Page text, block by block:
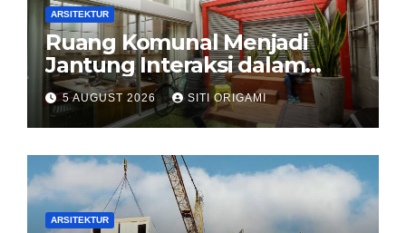
ARSITEKTUR
Ruang Komunal Menjadi
Jantung Interaksi dalam
Perancangan Arsitektur
Modern
5 AUGUST 2026 SITI ORIGAMI
ARSITEKTUR